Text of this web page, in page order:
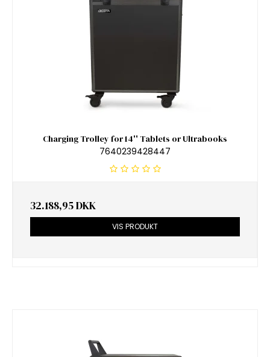
Charging Trolley for 14'' Tablets or Ultrabooks
7640239428447
32.188,95 DKK
VIS PRODUKT